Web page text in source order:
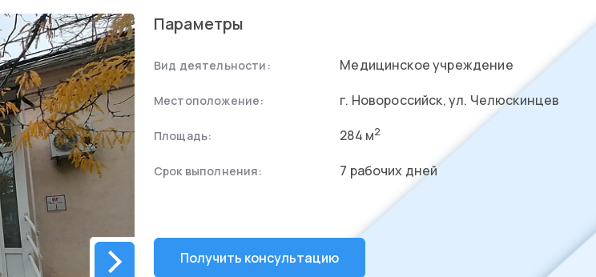
Параметры
Вид деятельности: Медицинское учреждение
Местоположение: г. Новороссийск, ул. Челюскинцев
Площадь: 284 м2
Срок выполнения: 7 рабочих дней
Получить консультацию